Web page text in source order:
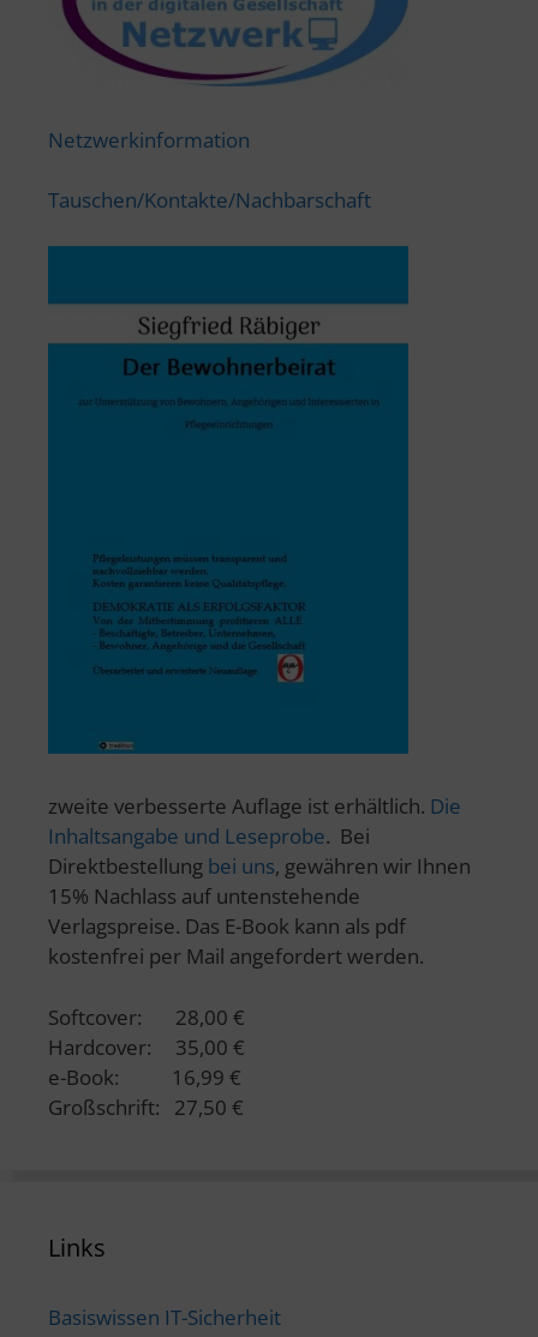
Netzwerkinformation
Tauschen/Kontakte/Nachbarschaft
zweite verbesserte Auflage ist erhältlich. Die
Inhaltsangabe und Leseprobe. Bei
Direktbestellung bei uns, gewähren wir Ihnen
15% Nachlass auf untenstehende
Verlagspreise. Das E-Book kann als pdf
kostenfrei per Mail angefordert werden.
Softcover: 28,00 €
Hardcover: 35,00 €
e-Book: 16,99 €
Großschrift: 27,50 €
Links
Basiswissen IT-Sicherheit